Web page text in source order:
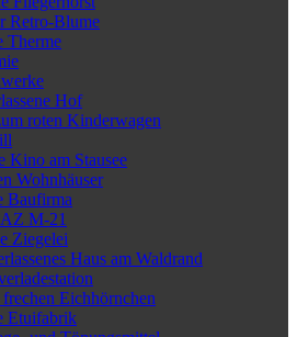
Retro-Blume
Therme
Hof
roten Kinderwagen
Kino am Stausee
Wohnhäuser
Baufirma
M-21
Ziegelei
Haus am Waldrand
Eichhörnchen
Etuifabrik